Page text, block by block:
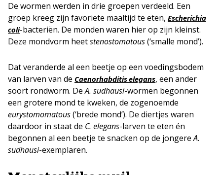
De wormen werden in drie groepen verdeeld. Een
groep kreeg zijn favoriete maaltijd te eten, Escherichia
coli-bacteriën. De monden waren hier op zijn kleinst.
Deze mondvorm heetstenostomatous(‘smalle mond’).
Dat veranderde al een beetje op een voedingsbodem
van larven van de Caenorhabditis elegans, een ander
soort rondworm. DeA. sudhausi-wormen begonnen
een grotere mond te kweken, de zogenoemde
eurystomomatous(‘brede mond’). De diertjes waren
daardoor in staat de C. elegans-larven te eten én
begonnen al een beetje te snacken op de jongereA.
sudhausi-exemplaren.